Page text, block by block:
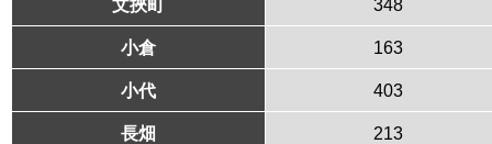
文挾町 348
小倉 163
小代 403
長畑 213